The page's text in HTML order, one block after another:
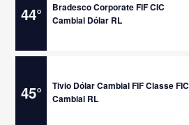
44°
Bradesco Corporate FIF CIC
Cambial Dólar RL
45°
Tivio Dólar Cambial FIF Classe FIC
Cambial RL